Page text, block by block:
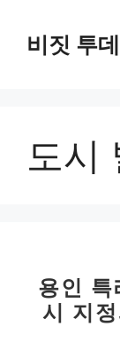
비짓 투
도시
용인 특
시 지